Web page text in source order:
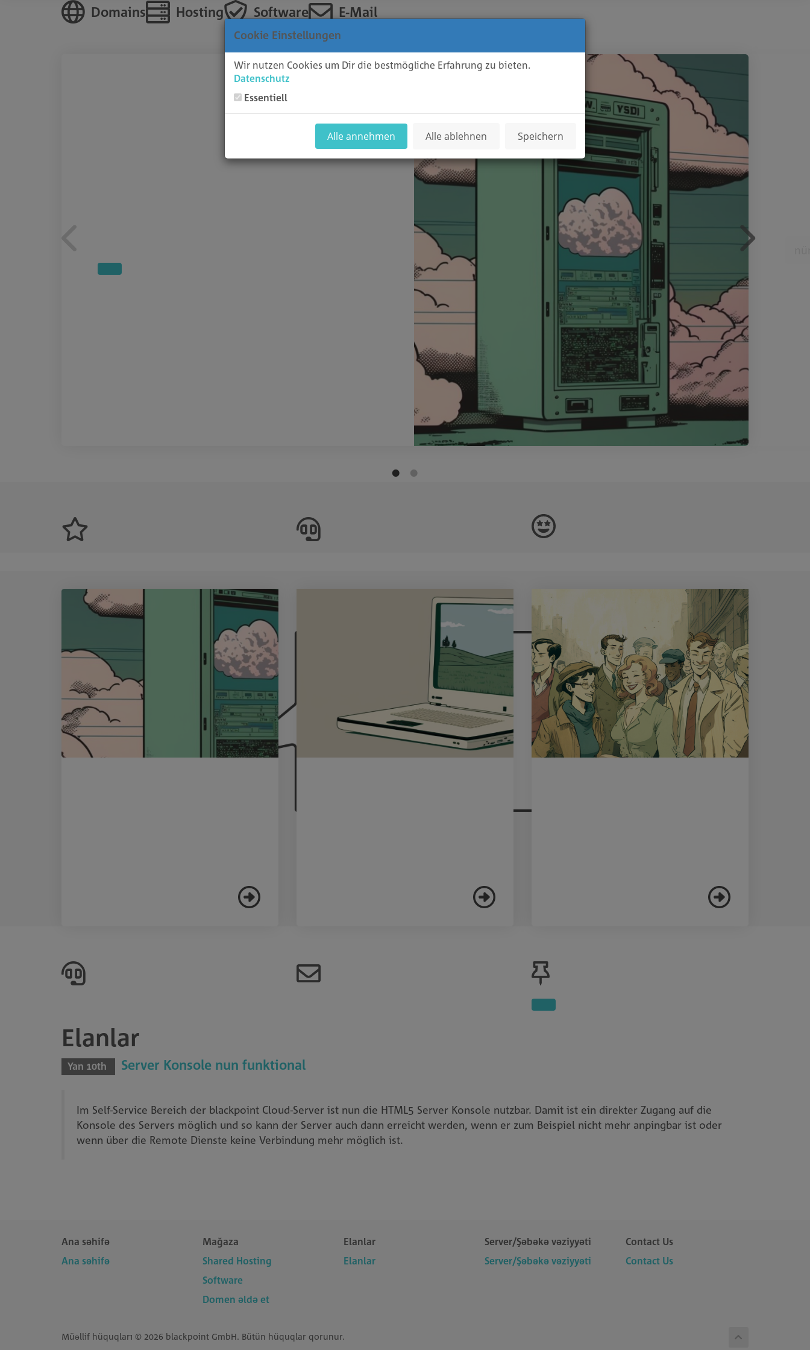
Domains Hosting Software E-Mail
Elanlar
Yan 10th Server Konsole nun funktional
Im Self-Service Bereich der blackpoint Cloud-Server ist nun die HTML5 Server Konsole nutzbar. Damit ist ein direkter Zugang auf die
Konsole des Servers möglich und so kann der Server auch dann erreicht werden, wenn er zum Beispiel nicht mehr anpingbar ist oder
wenn über die Remote Dienste keine Verbindung mehr möglich ist.
Ana səhifə
Ana səhifə
Mağaza
Shared Hosting
Software
Domen əldə et
Elanlar
Elanlar
Server/Şəbəkə vəziyyəti
Server/Şəbəkə vəziyyəti
Contact Us
Contact Us
Müəllif hüquqları © 2026 blackpoint GmbH. Bütün hüquqlar qorunur.
Cookie Einstellungen
Wir nutzen Cookies um Dir die bestmögliche Erfahrung zu bieten.
Datenschutz
Essentiell
Alle annehmen Alle ablehnen Speichern